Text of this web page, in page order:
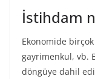
İstihdam
Ekonomide
gayrimenkul, vb.
döngüye dahil